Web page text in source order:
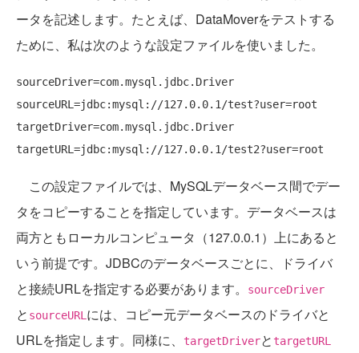
ータを記述します。たとえば、DataMoverをテストする
ために、私は次のような設定ファイルを使いました。
sourceDriver=com.mysql.jdbc.Driver
sourceURL=jdbc:mysql://127.0.0.1/test?user=root
targetDriver=com.mysql.jdbc.Driver
この設定ファイルでは、MySQLデータベース間でデー
タをコピーすることを指定しています。データベースは
両方ともローカルコンピュータ（127.0.0.1）上にあると
いう前提です。JDBCのデータベースごとに、ドライバ
と接続URLを指定する必要があります。
sourceDriver
と sourceURL には、コピー元データベースのドライバと
URLを指定します。同様に、
targetDriverと targetURL